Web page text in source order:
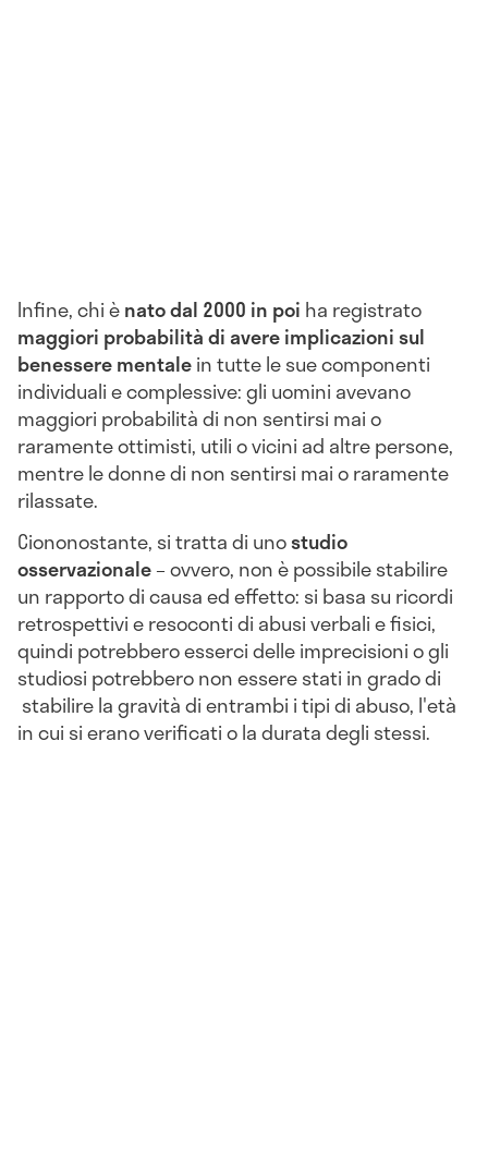
Infine, chi ènato dal 2000 in poi ha registrato
maggiori probabilità di avere implicazioni sul
benessere mentalein tutte le sue componenti
individuali e complessive: gli uomini avevano
maggiori probabilità di non sentirsi mai o
raramente ottimisti, utili o vicini ad altre persone,
mentre le donne di non sentirsi mai o raramente
rilassate.
Ciononostante, si tratta di unostudio
osservazionale– ovvero, non è possibile stabilire
un rapporto di causa ed effetto: si basa su ricordi
retrospettivi e resoconti di abusi verbali e fisici,
quindi potrebbero esserci delle imprecisioni o gli
studiosi potrebbero non essere stati in grado di
stabilire la gravità di entrambi i tipi di abuso, l'età
in cui si erano verificati o la durata degli stessi.